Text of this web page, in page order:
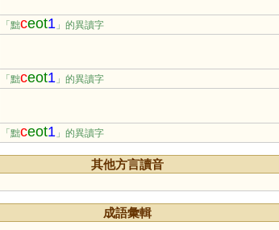
「黜ceot1 」的異讀字
「黜ceot1 」的異讀字
「黜ceot1 」的異讀字
其他方言讀音
成語彙輯